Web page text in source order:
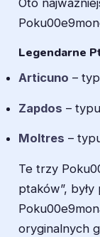
Legendarne
Articuno –
Zapdos –
Moltres –
Te trzy
ptaków”,
oryginalnych